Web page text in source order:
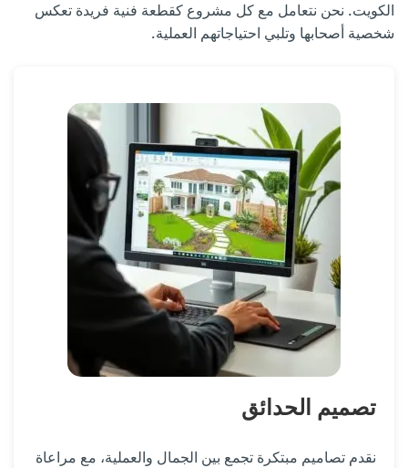
الكويت. نحن نتعامل مع كل مشروع كقطعة فنية فريدة تعكس
شخصية أصحابها وتلبي احتياجاتهم العملية.
تصميم الحدائق
نقدم تصاميم مبتكرة تجمع بين الجمال والعملية، مع مراعاة